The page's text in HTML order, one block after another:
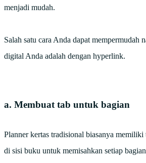
menjadi mudah.
Salah satu cara Anda dapat mempermudah
digital Anda adalah dengan hyperlink.
a. Membuat tab untuk bagian
Planner kertas tradisional biasanya memiliki
di sisi buku untuk memisahkan setiap